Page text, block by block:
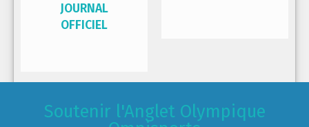
JOURNAL
OFFICIEL
Soutenir l'Anglet Olympique